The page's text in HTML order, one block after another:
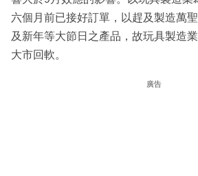
六個月前已接好訂單，以趕及製造萬
及新年等大節日之產品，故玩具製造
大市回軟。
廣告